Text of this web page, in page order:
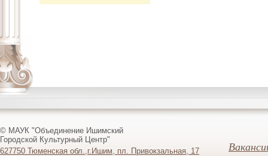
© МАУК "Объединение Ишимский
Городской Культурный Центр"
627750 Тюменская обл.,г.Ишим, пл. Привокзальная, 17